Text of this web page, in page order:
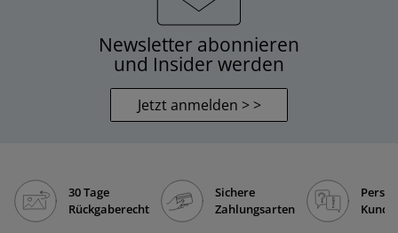
Newsletter abonnieren
und Insider werden
Jetzt anmelden > >
30 Tage
Rückgaberecht
Sichere
Zahlungsarten